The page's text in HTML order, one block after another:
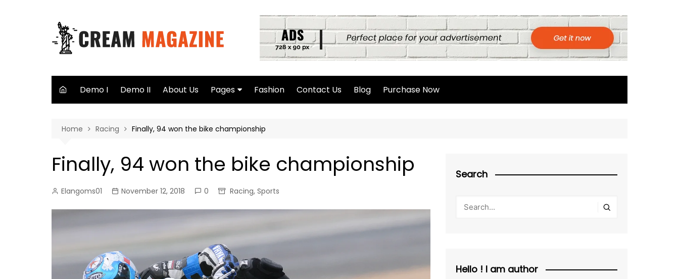
Demo I Demo II About Us Pages
Search Page
404 Page
Fashion Contact Us Blog Purchase Now
Home Racing Finally, 94 won the bike championship
Finally, 94 won the bike championship
Elangoms01 November 12, 2018 0 Racing, Sports
Search
Hello ! I am author